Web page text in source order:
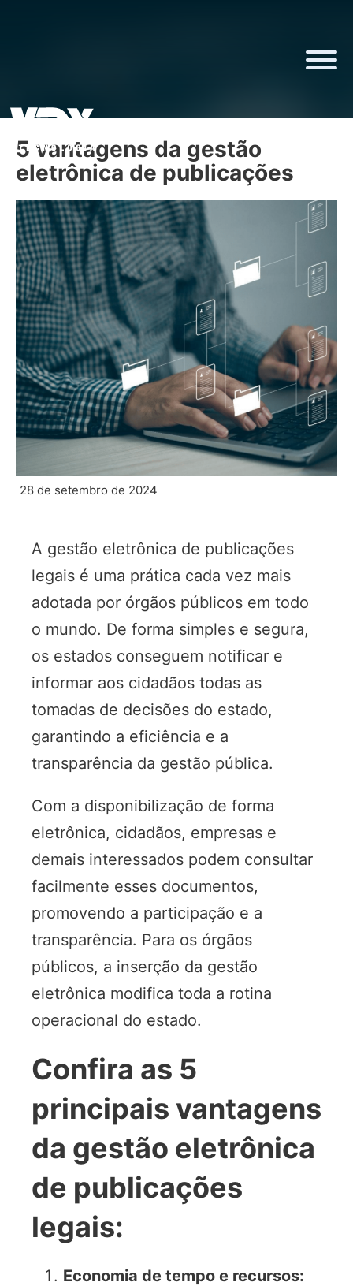
5 vantagens da gestão
eletrônica de publicações
28 de setembro de 2024
A gestão eletrônica de publicações
legais é uma prática cada vez mais
adotada por órgãos públicos em todo
o mundo. De forma simples e segura,
os estados conseguem notificar e
informar aos cidadãos todas as
tomadas de decisões do estado,
garantindo a eficiência e a
transparência da gestão pública.
Com a disponibilização de forma
eletrônica, cidadãos, empresas e
demais interessados podem consultar
facilmente esses documentos,
promovendo a participação e a
transparência. Para os órgãos
públicos, a inserção da gestão
eletrônica modifica toda a rotina
operacional do estado.
Confira as 5
principais vantagens
da gestão eletrônica
de publicações
legais:
Economia de tempo e recursos: